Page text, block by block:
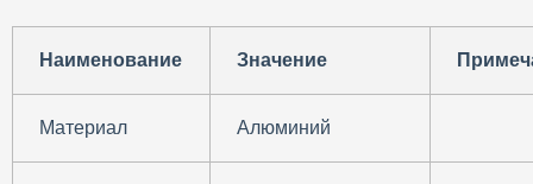
Наименование Значение
Материал Алюминий